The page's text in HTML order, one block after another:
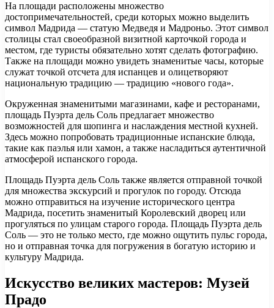
На площади расположены множество
достопримечательностей, среди которых можно выделить
символ Мадрида — статую Медведя и Мадроньо. Этот символ
столицы стал своеобразной визитной карточкой города и
местом, где туристы обязательно хотят сделать фотографию.
Также на площади можно увидеть знаменитые часы, которые
служат точкой отсчета для испанцев и олицетворяют
национальную традицию — традицию «нового года».
Окруженная знаменитыми магазинами, кафе и ресторанами,
площадь Пуэрта дель Соль предлагает множество
возможностей для шопинга и наслаждения местной кухней.
Здесь можно попробовать традиционные испанские блюда,
такие как паэлья или хамон, а также насладиться аутентичной
атмосферой испанского города.
Площадь Пуэрта дель Соль также является отправной точкой
для множества экскурсий и прогулок по городу. Отсюда
можно отправиться на изучение исторического центра
Мадрида, посетить знаменитый Королевский дворец или
прогуляться по улицам старого города. Площадь Пуэрта дель
Соль — это не только место, где можно ощутить пульс города,
но и отправная точка для погружения в богатую историю и
культуру Мадрида.
Искусство великих мастеров: Музей
Прадо